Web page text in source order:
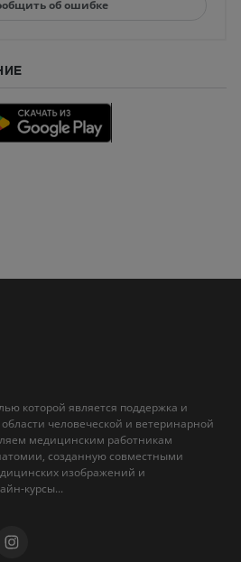
об ошибке
которой является поддержка и
человеческой и ветеринарной
медицинским работникам
созданную совместными
изображений и
курсы...